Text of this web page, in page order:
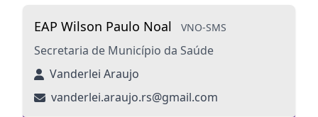
EAP Wilson Paulo Noal VNO-SMS
Secretaria de Município da Saúde
Vanderlei Araujo
vanderlei.araujo.rs@gmail.com